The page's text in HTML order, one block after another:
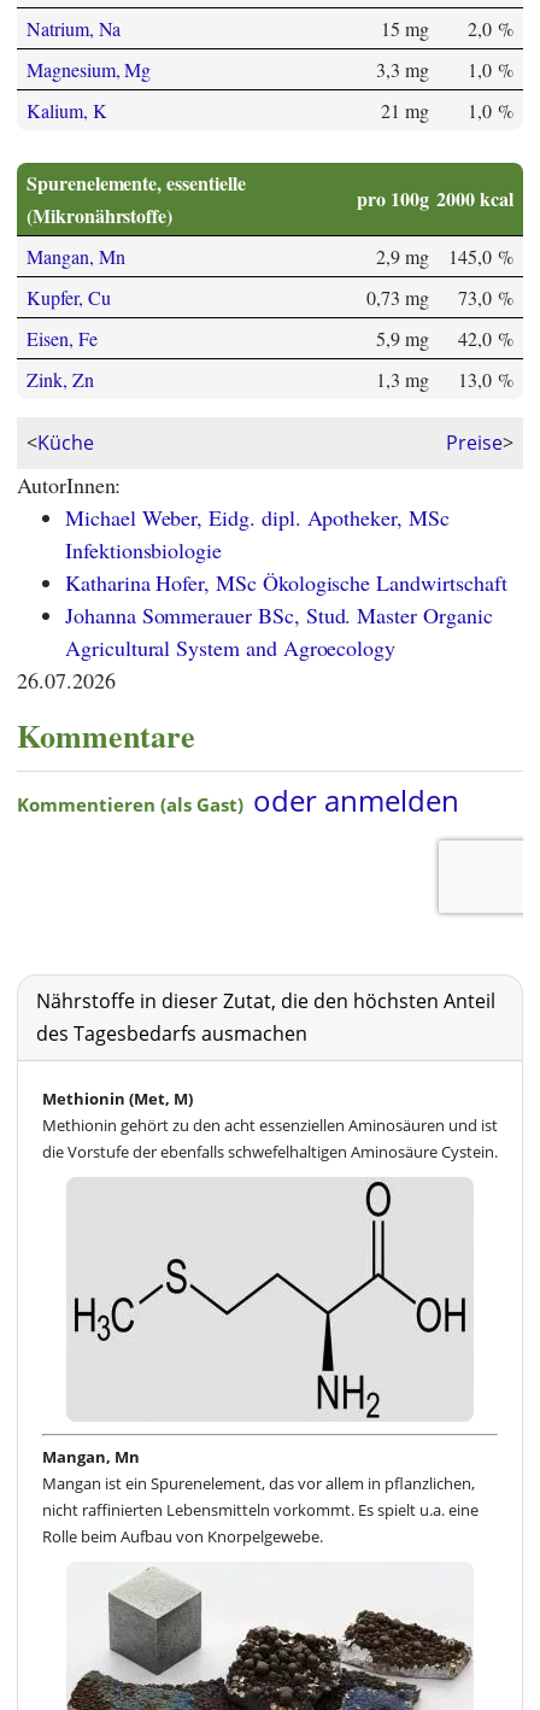
Natrium, Na
15 mg
2,0 %
Magnesium, Mg
3,3 mg
1,0 %
Kalium, K
21 mg 1,0 %
Spurenelemente, essentielle
(Mikronährstoffe)
pro 100g 2000 kcal
Mangan, Mn 2,9 mg
145,0 %
Kupfer, Cu
0,73 mg
73,0 %
Eisen, Fe
5,9 mg
42,0 %
Zink, Zn
1,3 mg 13,0 %
<Küche Preise>
AutorInnen:
Michael Weber, Eidg. dipl. Apotheker, MSc
Infektionsbiologie
Katharina Hofer, MSc Ökologische Landwirtschaft
Johanna Sommerauer BSc, Stud. Master Organic
Agricultural System and Agroecology
26.07.2026
Kommentare
Nährstoffe in dieser Zutat, die den höchsten Anteil
des Tagesbedarfs ausmachen
Methionin (Met, M)
Methionin gehört zu den acht essenziellen Aminosäuren und ist
die Vorstufe der ebenfalls schwefelhaltigen Aminosäure Cystein.
Mangan, Mn
Mangan ist ein Spurenelement, das vor allem in pflanzlichen,
nicht raffinierten Lebensmitteln vorkommt. Es spielt u.a. eine
Rolle beim Aufbau von Knorpelgewebe.